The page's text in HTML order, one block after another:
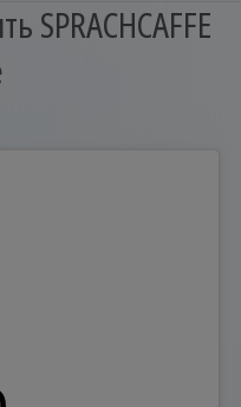
SPRACHCAFFE